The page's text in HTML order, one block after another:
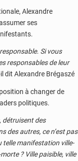
Alexandre
ses
Si vous
responsables de leur
dit Alexandre Brégaszé
à changer de
politiques.
détruisent des
des autres, ce n’est pas
telle manifestation ville-
? Ville paisible, ville